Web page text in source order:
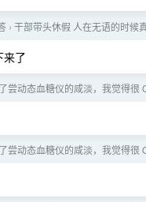
› 干部带头休假 人在无语的时候
来了
尝动态血糖仪的咸淡，我觉得很
尝动态血糖仪的咸淡，我觉得很